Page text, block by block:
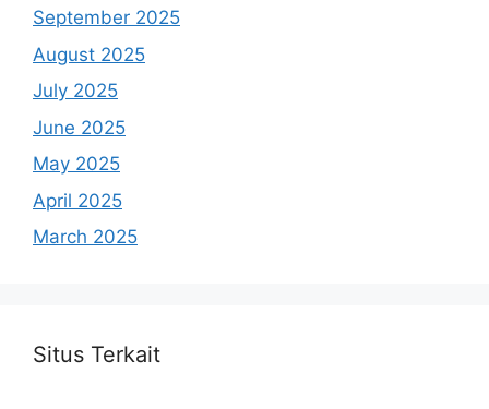
September 2025
August 2025
July 2025
June 2025
May 2025
April 2025
March 2025
Situs Terkait